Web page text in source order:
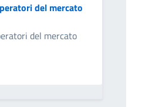
del mercato
del mercato